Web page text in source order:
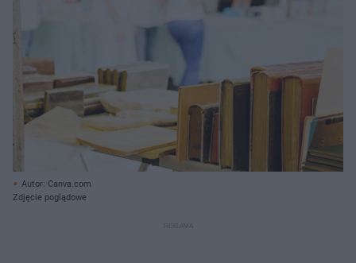
Autor: Canva.com
Zdjęcie poglądowe